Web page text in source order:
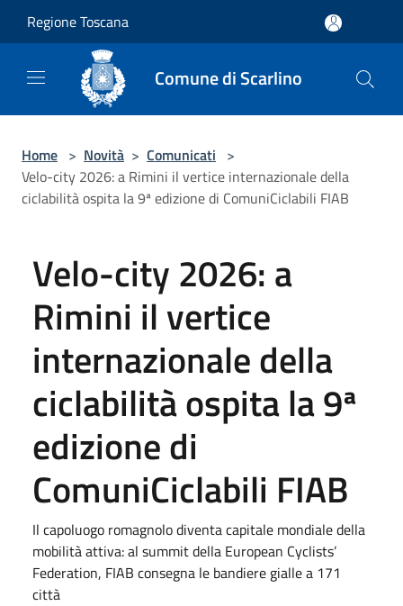
Regione Toscana
Comune di Scarlino
Home > Novità > Comunicati >
Velo-city 2026: a Rimini il vertice internazionale della
ciclabilità ospita la 9ª edizione di ComuniCiclabili FIAB
Velo-city 2026: a
Rimini il vertice
internazionale della
ciclabilità ospita la 9ª
edizione di
ComuniCiclabili FIAB
Il capoluogo romagnolo diventa capitale mondiale della
mobilità attiva: al summit della European Cyclists’
Federation, FIAB consegna le bandiere gialle a 171
città